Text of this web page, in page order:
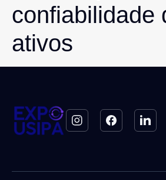
confiabilidade
ativos